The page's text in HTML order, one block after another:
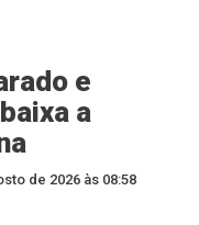
e
a
de 2026 às 08:58